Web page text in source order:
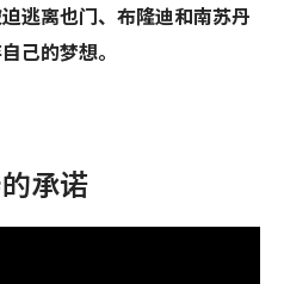
逃离也门、布隆迪和南苏丹
己的梦想。
承诺